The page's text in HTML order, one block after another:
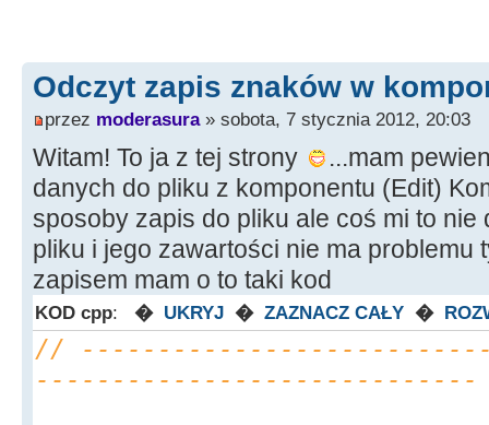
Odczyt zapis znaków w
przez moderasura» sobota, 7 stycznia 2012, 20:03
Witam! To ja z tej strony
...mam
danych do pliku z komponentu (Edit)
sposoby zapis do pliku ale coś mi to nie
pliku i jego zawartości nie ma problemu
zapisem mam o to taki kod
KOD cpp: � UKRYJ � ZAZNACZ CAŁY �
//
-----------------------------